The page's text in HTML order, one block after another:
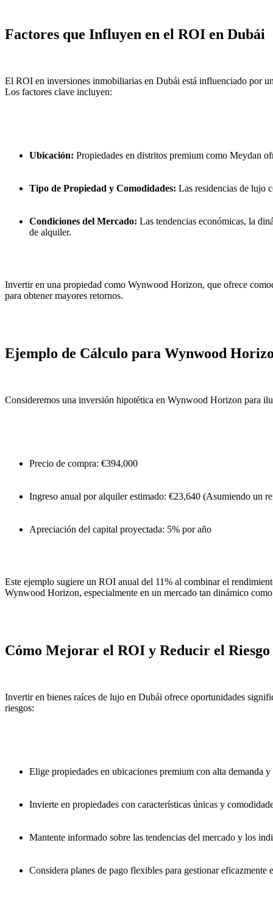
Factores que Influyen en el ROI en Dubái
El ROI en inversiones inmobiliarias en Dubái está influenciado por
Los factores clave incluyen:
Ubicación: Propiedades en distritos premium como Meydan
Tipo de Propiedad y Comodidades: Las residencias de lujo
Condiciones del Mercado: Las tendencias económicas, la
de alquiler.
Invertir en una propiedad como Wynwood Horizon, que ofrece
para obtener mayores retornos.
Ejemplo de Cálculo para Wynwood
Consideremos una inversión hipotética en Wynwood Horizon para
Precio de compra: €394,000
Ingreso anual por alquiler estimado: €23,640 (Asumiendo un
Apreciación del capital proyectada: 5% por año
Este ejemplo sugiere un ROI anual del 11% al combinar el
Wynwood Horizon, especialmente en un mercado tan dinámico
Cómo Mejorar el ROI y Reducir el Riesgo
Invertir en bienes raíces de lujo en Dubái ofrece oportunidades
riesgos:
Elige propiedades en ubicaciones premium con alta demanda
Invierte en propiedades con características únicas y
Mantente informado sobre las tendencias del mercado y los
Considera planes de pago flexibles para gestionar